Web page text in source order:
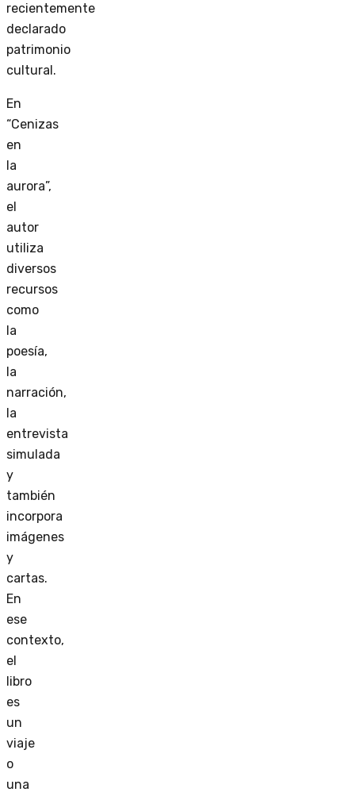
recientemente
declarado
patrimonio
cultural.
En
“Cenizas
en
la
aurora”,
el
autor
utiliza
diversos
recursos
como
la
poesía,
la
narración,
la
entrevista
simulada
y
también
incorpora
imágenes
y
cartas.
En
ese
contexto,
el
libro
es
un
viaje
o
una